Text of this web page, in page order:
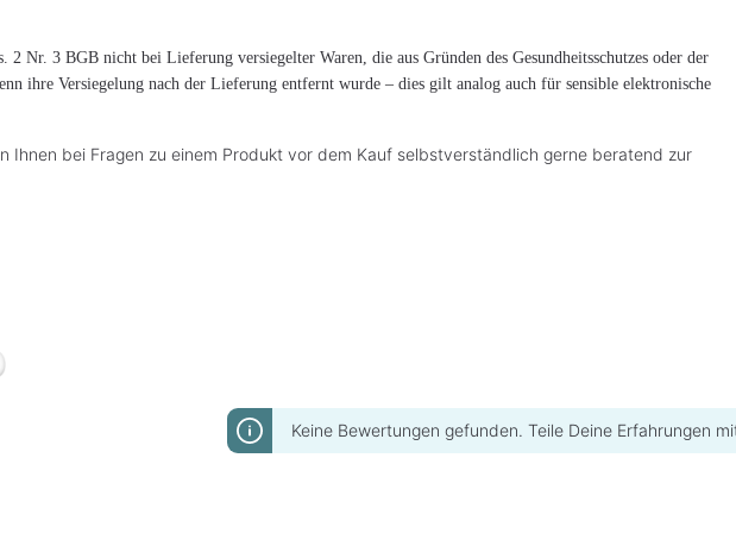
2 Nr. 3 BGB nicht bei Lieferung versiegelter Waren, die aus Gründen des Gesundheitsschutzes oder der
ihre Versiegelung nach der Lieferung entfernt wurde – dies gilt analog auch für sensible elektronische
Ihnen bei Fragen zu einem Produkt vor dem Kauf selbstverständlich gerne beratend zur
Keine Bewertungen gefunden. Teile Deine Erfahrungen